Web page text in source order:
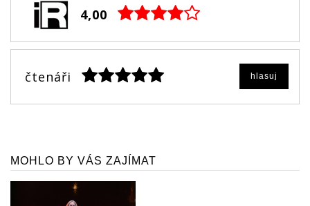
4,00
čtenáři hlasuj
MOHLO BY VÁS ZAJÍMAT